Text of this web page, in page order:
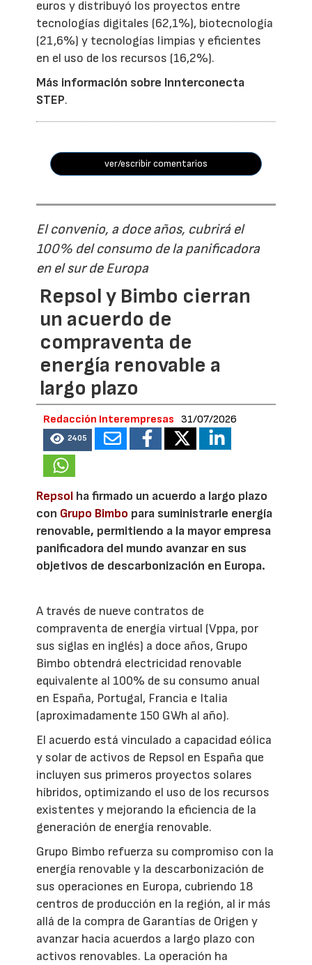
euros y distribuyó los proyectos entre
tecnologías digitales (62,1%), biotecnología
(21,6%) y tecnologías limpias y eficientes
en el uso de los recursos (16,2%).
Más información sobre Innterconecta
STEP.
ver/escribir comentarios
El convenio, a doce años, cubrirá el
100% del consumo de la panificadora
en el sur de Europa
Repsol y Bimbo cierran
un acuerdo de
compraventa de
energía renovable a
largo plazo
Redacción Interempresas 31/07/2026
2405
Repsol ha firmado un acuerdo a largo plazo
con Grupo Bimbo para suministrarle energía
renovable, permitiendo a la mayor empresa
panificadora del mundo avanzar en sus
objetivos de descarbonización en Europa.
A través de nueve contratos de
compraventa de energía virtual (Vppa, por
sus siglas en inglés) a doce años, Grupo
Bimbo obtendrá electricidad renovable
equivalente al 100% de su consumo anual
en España, Portugal, Francia e Italia
(aproximadamente 150 GWh al año).
El acuerdo está vinculado a capacidad eólica
y solar de activos de Repsol en España que
incluyen sus primeros proyectos solares
híbridos, optimizando el uso de los recursos
existentes y mejorando la eficiencia de la
generación de energía renovable.
Grupo Bimbo refuerza su compromiso con la
energía renovable y la descarbonización de
sus operaciones en Europa, cubriendo 18
centros de producción en la región, al ir más
allá de la compra de Garantías de Origen y
avanzar hacia acuerdos a largo plazo con
activos renovables. La operación ha